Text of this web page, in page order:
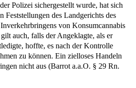
Polizei sichergestellt wurde, hat sich
Feststellungen des Landgerichts des
von Konsumcannabis
auch, falls der Angeklagte, als er
hoffte, es nach der Kontrolle
zu können. Ein zielloses Handeln
nicht aus (Barrot a.a.O. § 29 Rn.